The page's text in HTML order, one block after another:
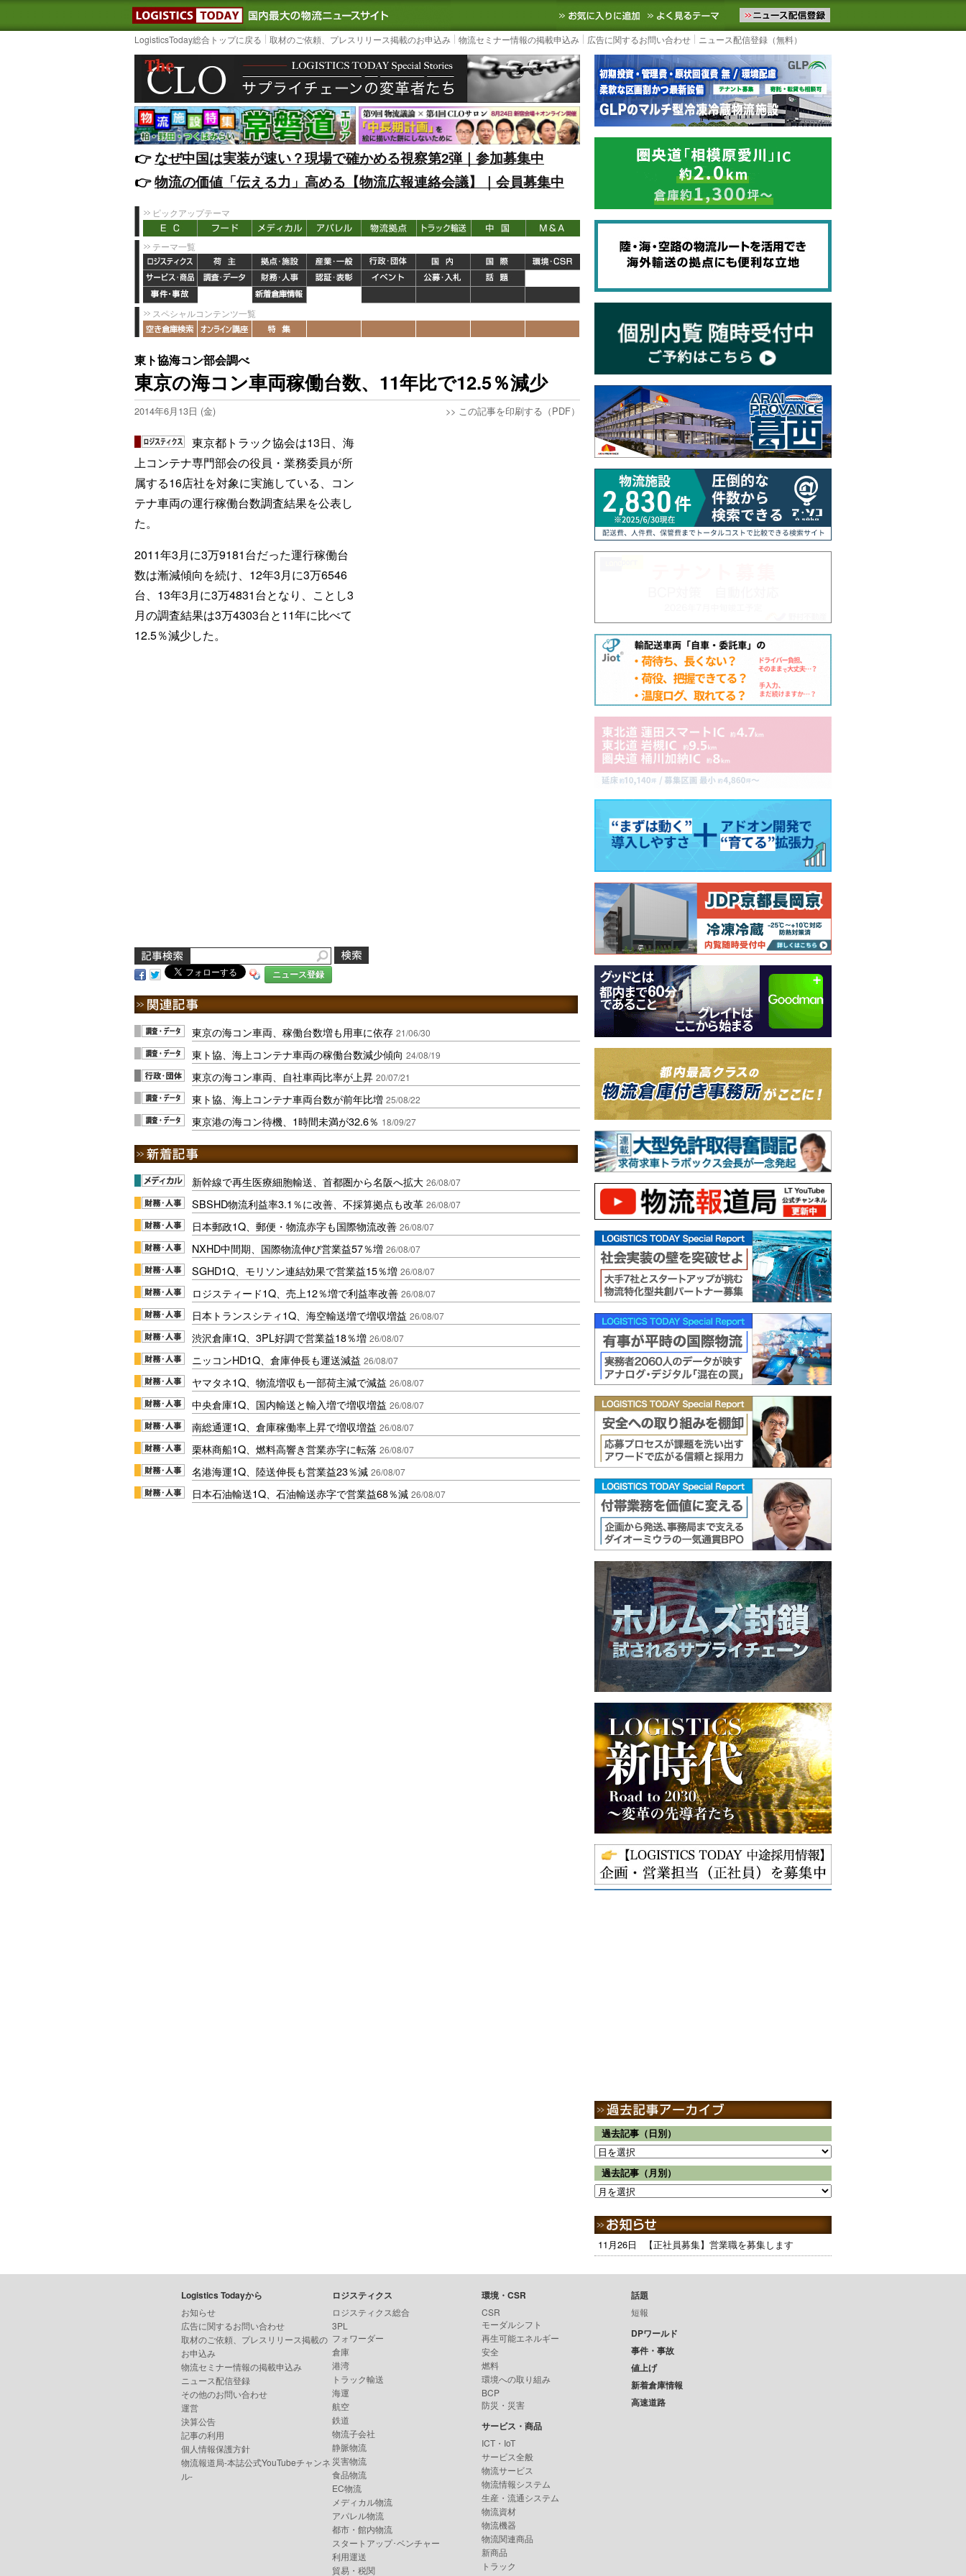
LOGISTICS TODAY｜国内最大の物流ニュースサイト3PL, SCMなど国内外の最新の物流ニュースをお届けします。物流ニュースメール配信を登録す
お気に入りに追加 よく見るテーマ
LogisticsToday総合トップに戻る 取材のご依頼、プレスリリース掲載のお申込み 物流セミナー情報の掲載申込み 広告に関するお問い合わせ ニュース配信登録（無料）
👉️なぜ中国は実装が速い？現場で確かめる視察第2弾｜参加募集中
👉️物流の価値「伝える力」高める【物流広報連絡会議】｜会員募集中
ピックアップテーマ
テーマ一覧
スペシャルコンテンツ一覧
東ト協海コン部会調べ
東京の海コン車両稼働台数、11年比で12.5％減少
2014年6月13日 (金) >> この記事を印刷する（PDF）
東京都トラック協会は13日、海
上コンテナ専門部会の役員・業務委員が所
属する16店社を対象に実施している、コン
テナ車両の運行稼働台数調査結果を公表し
た。
2011年3月に3万9181台だった運行稼働台
数は漸減傾向を続け、12年3月に3万6546
台、13年3月に3万4831台となり、ことし3
月の調査結果は3万4303台と11年に比べて
12.5％減少した。
ニュース登録
東京の海コン車両、稼働台数増も用車に依存 21/06/30
東ト協、海上コンテナ車両の稼働台数減少傾向 24/08/19
東京の海コン車両、自社車両比率が上昇 20/07/21
東ト協、海上コンテナ車両台数が前年比増 25/08/22
東京港の海コン待機、1時間未満が32.6％ 18/09/27
新幹線で再生医療細胞輸送、首都圏から名阪へ拡大 26/08/07
SBSHD物流利益率3.1％に改善、不採算拠点も改革 26/08/07
日本郵政1Q、郵便・物流赤字も国際物流改善 26/08/07
NXHD中間期、国際物流伸び営業益57％増 26/08/07
SGHD1Q、モリソン連結効果で営業益15％増 26/08/07
ロジスティード1Q、売上12％増で利益率改善 26/08/07
日本トランスシティ1Q、海空輸送増で増収増益 26/08/07
渋沢倉庫1Q、3PL好調で営業益18％増 26/08/07
ニッコンHD1Q、倉庫伸長も運送減益 26/08/07
ヤマタネ1Q、物流増収も一部荷主減で減益 26/08/07
中央倉庫1Q、国内輸送と輸入増で増収増益 26/08/07
南総通運1Q、倉庫稼働率上昇で増収増益 26/08/07
栗林商船1Q、燃料高響き営業赤字に転落 26/08/07
名港海運1Q、陸送伸長も営業益23％減 26/08/07
日本石油輸送1Q、石油輸送赤字で営業益68％減 26/08/07
過去記事（日別）
過去記事（月別）
11月26日 【正社員募集】営業職を募集します
Logistics Todayから
お知らせ
広告に関するお問い合わせ
取材のご依頼、プレスリリース掲載の
お申込み
物流セミナー情報の掲載申込み
ニュース配信登録
その他のお問い合わせ
運営
決算公告
記事の利用
個人情報保護方針
物流報道局-本誌公式YouTubeチャンネ
ル-
ロジスティクス
ロジスティクス総合
3PL
フォワーダー
倉庫
港湾
トラック輸送
海運
航空
鉄道
物流子会社
静脈物流
災害物流
食品物流
EC物流
メディカル物流
アパレル物流
都市・館内物流
スタートアップ･ベンチャー
利用運送
貿易・税関
環境・CSR
CSR
モーダルシフト
再生可能エネルギー
安全
燃料
環境への取り組み
BCP
防災・災害
サービス・商品
ICT・IoT
サービス全般
物流サービス
物流情報システム
生産・流通システム
物流資材
物流機器
物流関連商品
新商品
トラック
話題
短報
DPワールド
事件・事故
値上げ
新着倉庫情報
高速道路